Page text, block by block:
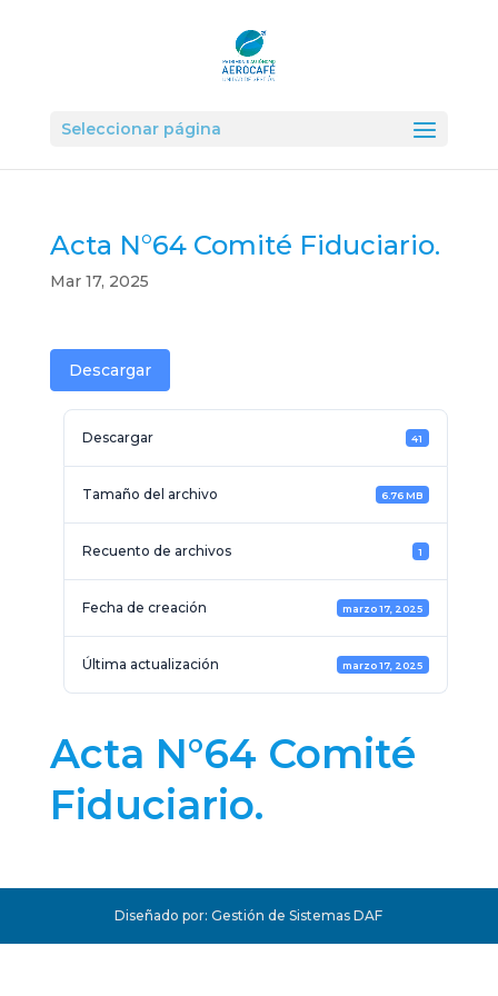
Seleccionar página
Acta N°64 Comité Fiduciario.
Mar 17, 2025
Descargar
Descargar 41
Tamaño del archivo 6.76 MB
Recuento de archivos 1
Fecha de creación marzo 17, 2025
Última actualización marzo 17, 2025
Acta N°64 Comité
Fiduciario.
Diseñado por: Gestión de Sistemas DAF